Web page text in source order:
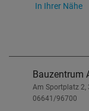
In Ihrer Nähe
Bauzentrum
Am Sportplatz 2,
06641/96700